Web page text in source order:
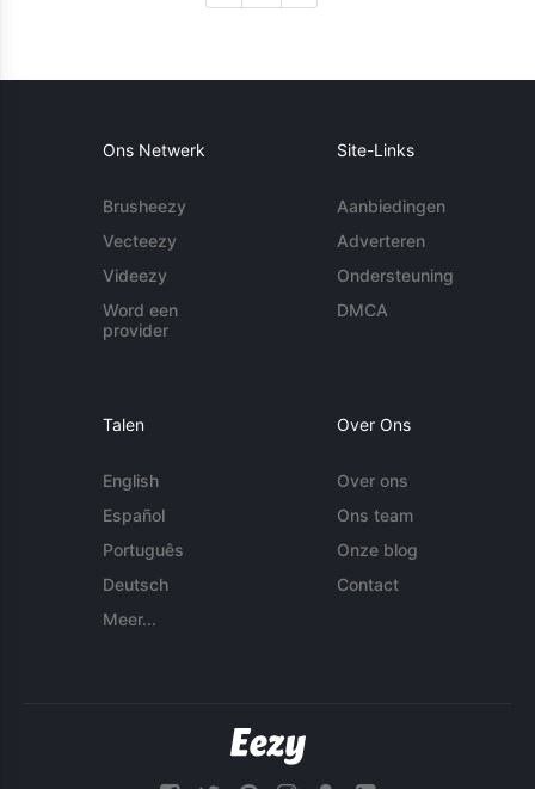
Ons Netwerk
Brusheezy
Vecteezy
Videezy
Word een
provider
Site-Links
Aanbiedingen
Adverteren
Ondersteuning
DMCA
Talen
English
Español
Português
Deutsch
Meer...
Over Ons
Over ons
Ons team
Onze blog
Contact